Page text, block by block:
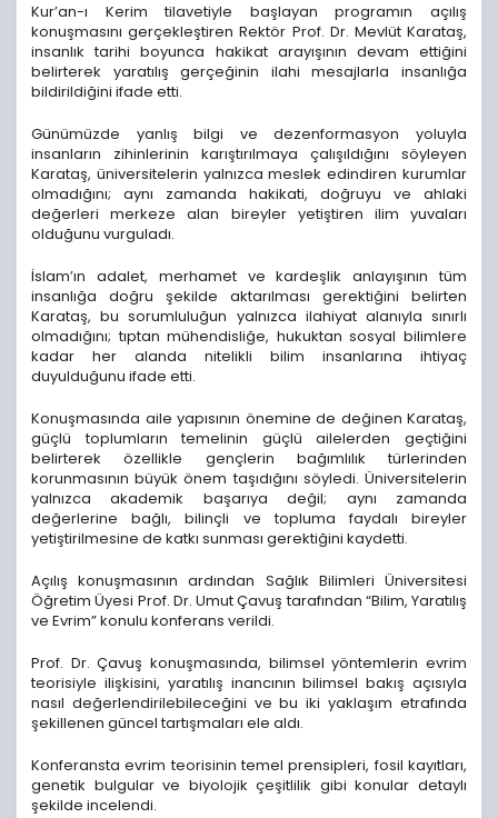
Kur’an-ı Kerim tilavetiyle başlayan programın açılış
konuşmasını gerçekleştiren Rektör Prof. Dr. Mevlüt Karataş,
insanlık tarihi boyunca hakikat arayışının devam ettiğini
belirterek yaratılış gerçeğinin ilahi mesajlarla insanlığa
bildirildiğini ifade etti.
Günümüzde yanlış bilgi ve dezenformasyon yoluyla
insanların zihinlerinin karıştırılmaya çalışıldığını söyleyen
Karataş, üniversitelerin yalnızca meslek edindiren kurumlar
olmadığını; aynı zamanda hakikati, doğruyu ve ahlaki
değerleri merkeze alan bireyler yetiştiren ilim yuvaları
olduğunu vurguladı.
İslam’ın adalet, merhamet ve kardeşlik anlayışının tüm
insanlığa doğru şekilde aktarılması gerektiğini belirten
Karataş, bu sorumluluğun yalnızca ilahiyat alanıyla sınırlı
olmadığını; tıptan mühendisliğe, hukuktan sosyal bilimlere
kadar her alanda nitelikli bilim insanlarına ihtiyaç
duyulduğunu ifade etti.
Konuşmasında aile yapısının önemine de değinen Karataş,
güçlü toplumların temelinin güçlü ailelerden geçtiğini
belirterek özellikle gençlerin bağımlılık türlerinden
korunmasının büyük önem taşıdığını söyledi. Üniversitelerin
yalnızca akademik başarıya değil; aynı zamanda
değerlerine bağlı, bilinçli ve topluma faydalı bireyler
yetiştirilmesine de katkı sunması gerektiğini kaydetti.
Açılış konuşmasının ardından Sağlık Bilimleri Üniversitesi
Öğretim Üyesi Prof. Dr. Umut Çavuş tarafından “Bilim, Yaratılış
ve Evrim” konulu konferans verildi.
Prof. Dr. Çavuş konuşmasında, bilimsel yöntemlerin evrim
teorisiyle ilişkisini, yaratılış inancının bilimsel bakış açısıyla
nasıl değerlendirilebileceğini ve bu iki yaklaşım etrafında
şekillenen güncel tartışmaları ele aldı.
Konferansta evrim teorisinin temel prensipleri, fosil kayıtları,
genetik bulgular ve biyolojik çeşitlilik gibi konular detaylı
şekilde incelendi.